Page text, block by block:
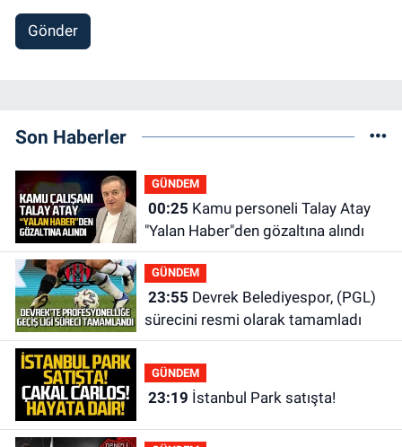
Gönder
Son Haberler
GÜNDEM
00:25
"Yalan Haber"den gözaltına alındı
GÜNDEM
23:55
sürecini resmi olarak tamamladı
GÜNDEM
23:19 İstanbul Park satışta!